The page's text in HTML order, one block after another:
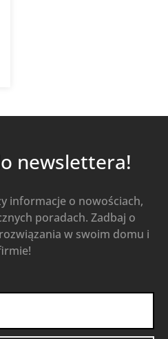
newslettera!
informacje o nowościach,
poradach. Zadbaj o
w swoim domu i